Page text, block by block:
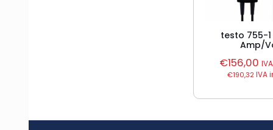
testo 755-
Amp/
€156,00
€190,32IVA